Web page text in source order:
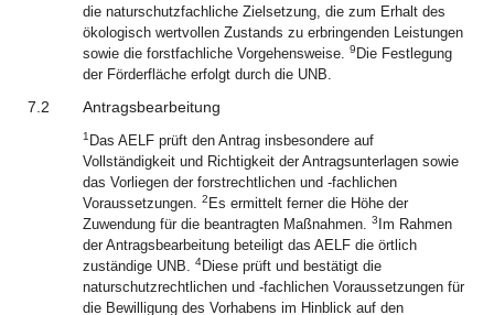
die naturschutzfachliche Zielsetzung, die zum Erhalt des
ökologisch wertvollen Zustands zu erbringenden Leistungen
sowie die forstfachliche Vorgehensweise. 9 Die Festlegung
der Förderfläche erfolgt durch die UNB.
7.2 Antragsbearbeitung
1 Das AELF prüft den Antrag insbesondere auf
Vollständigkeit und Richtigkeit der Antragsunterlagen sowie
das Vorliegen der forstrechtlichen und -fachlichen
Voraussetzungen. 2 Es ermittelt ferner die Höhe der
Zuwendung für die beantragten Maßnahmen. 3 Im Rahmen
der Antragsbearbeitung beteiligt das AELF die örtlich
zuständige UNB. 4Diese prüft und bestätigt die
naturschutzrechtlichen und -fachlichen Voraussetzungen für
die Bewilligung des Vorhabens im Hinblick auf den